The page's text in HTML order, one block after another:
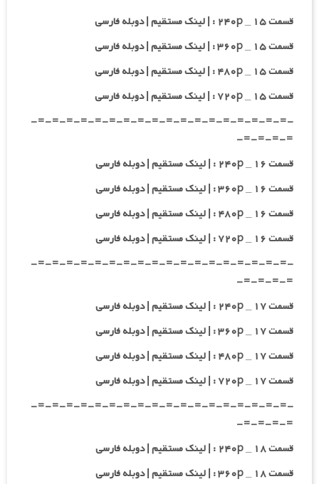
قسمت ۱۵ _ ۲۴۰p : | لینک مستقیم | دوبله فارسی
قسمت ۱۵ _ ۳۶۰p : | لینک مستقیم | دوبله فارسی
قسمت ۱۵ _ ۴۸۰p : | لینک مستقیم | دوبله فارسی
قسمت ۱۵ _ ۷۲۰p : | لینک مستقیم | دوبله فارسی
-=-=-=-=-=-=-=-=-=-=-=-=-=-=-=-=-=-=-
=-=-=-=-
قسمت ۱۶ _ ۲۴۰p : | لینک مستقیم | دوبله فارسی
قسمت ۱۶ _ ۳۶۰p : | لینک مستقیم | دوبله فارسی
قسمت ۱۶ _ ۴۸۰p : | لینک مستقیم | دوبله فارسی
قسمت ۱۶ _ ۷۲۰p : | لینک مستقیم | دوبله فارسی
-=-=-=-=-=-=-=-=-=-=-=-=-=-=-=-=-=-=-
=-=-=-=-
قسمت ۱۷ _ ۲۴۰p : | لینک مستقیم | دوبله فارسی
قسمت ۱۷ _ ۳۶۰p : | لینک مستقیم | دوبله فارسی
قسمت ۱۷ _ ۴۸۰p : | لینک مستقیم | دوبله فارسی
قسمت ۱۷ _ ۷۲۰p : | لینک مستقیم | دوبله فارسی
-=-=-=-=-=-=-=-=-=-=-=-=-=-=-=-=-=-=-
=-=-=-=-
قسمت ۱۸ _ ۲۴۰p : | لینک مستقیم | دوبله فارسی
قسمت ۱۸ _ ۳۶۰p : | لینک مستقیم | دوبله فارسی